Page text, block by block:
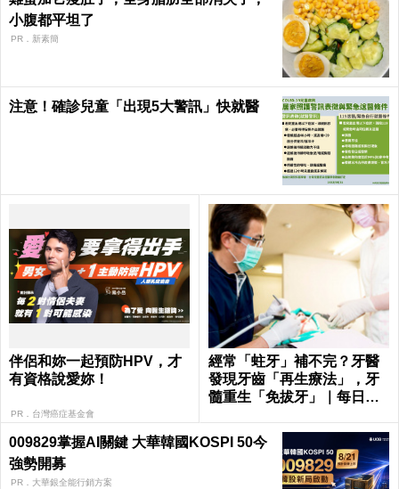
小腹都平坦了
PR．新素簡
注意！確診兒童「出現5大警訊」快就醫
伴侶和妳一起預防HPV，才
有資格說愛妳！
PR．台灣癌症基金會
經常「蛀牙」補不完？牙醫
發現牙齒「再生療法」，牙
髓重生「免拔牙」｜每日健
009829掌握AI關鍵 大華韓國KOSPI 50今
強勢開募
PR．大華銀全能行銷方案